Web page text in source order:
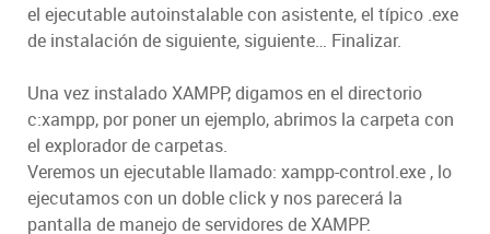
el ejecutable autoinstalable con asistente, el típico .exe
de instalación de siguiente, siguiente… Finalizar.
Una vez instalado XAMPP, digamos en el directorio
c:xampp, por poner un ejemplo, abrimos la carpeta con
el explorador de carpetas.
Veremos un ejecutable llamado: xampp-control.exe , lo
ejecutamos con un doble click y nos parecerá la
pantalla de manejo de servidores de XAMPP.